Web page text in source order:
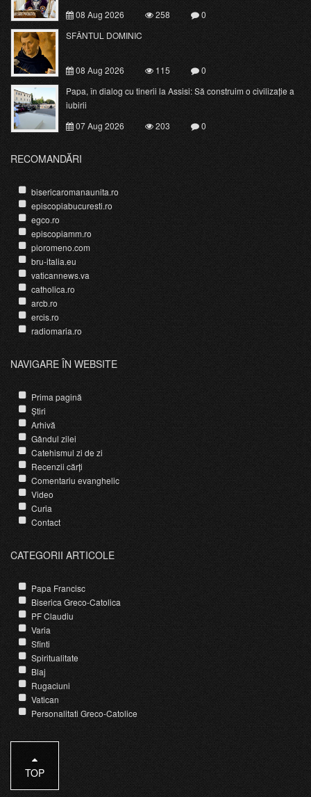
08 Aug 2026
258
0
SFÂNTUL DOMINIC
08 Aug 2026 115
0
Papa, în dialog cu tinerii la Assisi: Să construim o civilizație a
iubirii
07 Aug 2026
203 0
RECOMANDĂRI
bisericaromanaunita.ro
episcopiabucuresti.ro
egco.ro
episcopiamm.ro
pioromeno.com
bru-italia.eu
vaticannews.va
catholica.ro
arcb.ro
ercis.ro
radiomaria.ro
NAVIGARE ÎN WEBSITE
Prima pagină
Știri
Arhivă
Gândul zilei
Catehismul zi de zi
Recenzii cărți
Comentariu evanghelic
Video
Curia
Contact
CATEGORII ARTICOLE
Papa Francisc
Biserica Greco-Catolica
PF Claudiu
Varia
Sfinti
Spiritualitate
Blaj
Rugaciuni
Vatican
Personalitati Greco-Catolice
TOP